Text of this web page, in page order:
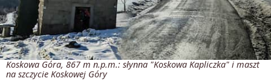
Koskowa Góra, 867 m n.p.m.: słynna "Koskowa Kapliczka" i maszt
na szczycie Koskowej Góry